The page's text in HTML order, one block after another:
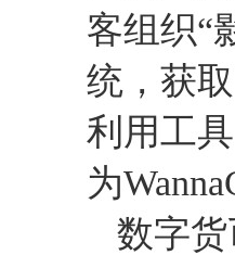
客组织“
统，获
利用工
为
数字